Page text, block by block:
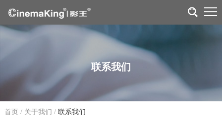
联系我们
首页 / 关于我们 / 联系我们